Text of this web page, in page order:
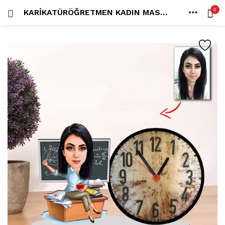
KARIKATÜRÖĞRETMEN KADIN MASAÜSTÜ SAATM1 0
Beni hatırla
Şifremi mi kaybettim?
Tüm kategoriler
ANLORD (6)
BAYİLİK (1)
HİLALİN RENKLİ DÜNYASI (0)
MK FOTO (1)
Kampanyalı Ürünler (13)
Karikatür Anahtarlık (14)
Karikatür Erkek Anahtarlık (14)
Karikatür Biblo (289)
Karikatür Aile Biblo (2)
Karikatür Erkek Biblo (127)
Karikatür Kadın Biblo (71)
Karikatür Sevgili Biblo (89)